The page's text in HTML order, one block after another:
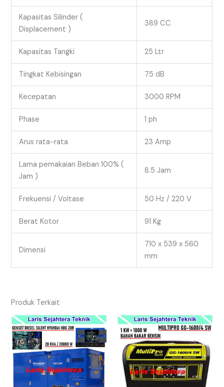
Kapasitas Silinder (
Displacement )
389 CC
Kapasitas Tangki 25 Ltr
Tingkat Kebisingan 75 dB
Kecepatan 3000 RPM
Phase 1 ph
Arus rata-rata 23 Amp
Lama pemakaian Beban 100% (
Jam )
8.5 Jam
Frekuensi / Voltase 50 Hz / 220 V
Berat Kotor 91 Kg
Dimensi
710 x 539 x 560
mm
Produk Terkait